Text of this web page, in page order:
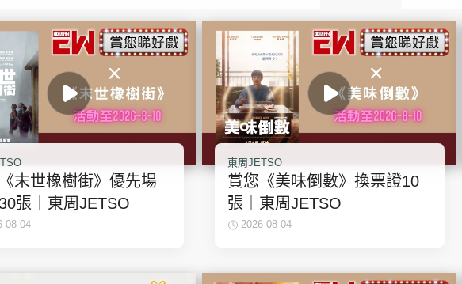
焦點人物
她世代力量
健康醫美
卓越女性
通 會員活動 玄學靈異
神機妙算 李丞責
末世橡樹街》優先場
張｜東周JETSO
08-04
東周JETSO
賞您《美味倒數》換票證10
張｜東周JETSO
2026-08-04